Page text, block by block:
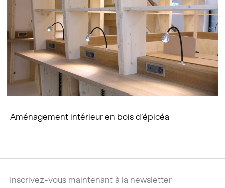
Aménagement intérieur en bois d’épicéa
Inscrivez-vous maintenant à la newsletter